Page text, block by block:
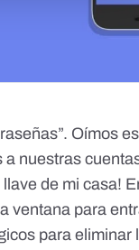
Oímos
nuestras
de mi casa!
ventana para
para